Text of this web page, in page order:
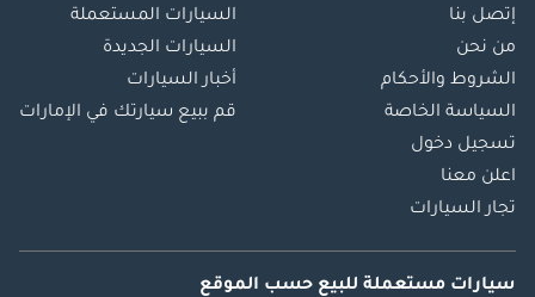
إتصل بنا
من نحن
الشروط والأحكام
السياسة الخاصة
تسجيل دخول
اعلن معنا
تجار السيارات
السيارات المستعملة
السيارات الجديدة
أخبار السيارات
قم ببيع سيارتك في الإمارات
سيارات مستعملة للبيع حسب الموقع